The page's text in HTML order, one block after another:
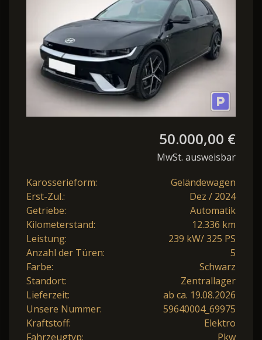
50.000,00 €
MwSt. ausweisbar
Karosserieform:
Geländewagen
Erst-Zul.:
Dez / 2024
Getriebe:
Automatik
Kilometerstand:
12.336 km
Leistung:
239 kW/ 325 PS
Anzahl der Türen:
5
Farbe:
Schwarz
Standort:
Zentrallager
Lieferzeit:
ab ca. 19.08.2026
Unsere Nummer:
59640004_69975
Kraftstoff:
Elektro
Fahrzeugtyp:
Pkw